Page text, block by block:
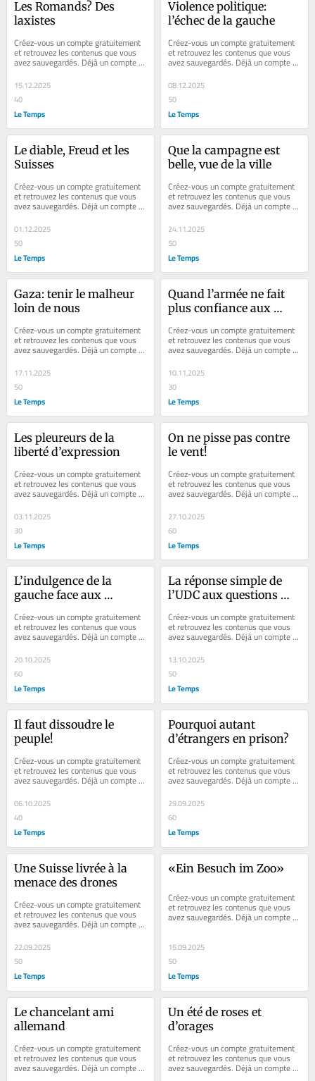
Les Romands? Des
laxistes
Créez-vous un compte gratuitement
et retrouvez les contenus que vous
avez sauvegardés. Déjà un compte ?
Se connecter Faites plaisir à vos...
15.12.2025
40
Le Temps
Violence politique:
l’échec de la gauche
Créez-vous un compte gratuitement
et retrouvez les contenus que vous
avez sauvegardés. Déjà un compte ?
Se connecter Faites plaisir à vos...
08.12.2025
50
Le Temps
Le diable, Freud et les
Suisses
Créez-vous un compte gratuitement
et retrouvez les contenus que vous
avez sauvegardés. Déjà un compte ?
Se connecter Faites plaisir à vos...
01.12.2025
50
Le Temps
Que la campagne est
belle, vue de la ville
Créez-vous un compte gratuitement
et retrouvez les contenus que vous
avez sauvegardés. Déjà un compte ?
Se connecter Faites plaisir à vos...
24.11.2025
50
Le Temps
Gaza: tenir le malheur
loin de nous
Créez-vous un compte gratuitement
et retrouvez les contenus que vous
avez sauvegardés. Déjà un compte ?
Se connecter Faites plaisir à vos...
17.11.2025
50
Le Temps
Quand l’armée ne fait
plus confiance aux
Créez-vous un compte gratuitement
et retrouvez les contenus que vous
avez sauvegardés. Déjà un compte ?
Se connecter Faites plaisir à vos...
10.11.2025
30
Le Temps
Les pleureurs de la
liberté d’expression
Créez-vous un compte gratuitement
et retrouvez les contenus que vous
avez sauvegardés. Déjà un compte ?
Se connecter Faites plaisir à vos...
03.11.2025
30
Le Temps
On ne pisse pas contre
le vent!
Créez-vous un compte gratuitement
et retrouvez les contenus que vous
avez sauvegardés. Déjà un compte ?
Se connecter Faites plaisir à vos...
27.10.2025
60
Le Temps
L’indulgence de la
gauche face aux
Créez-vous un compte gratuitement
et retrouvez les contenus que vous
avez sauvegardés. Déjà un compte ?
Se connecter Faites plaisir à vos...
20.10.2025
60
Le Temps
La réponse simple de
l’UDC aux questions
Créez-vous un compte gratuitement
et retrouvez les contenus que vous
avez sauvegardés. Déjà un compte ?
Se connecter Faites plaisir à vos...
13.10.2025
50
Le Temps
Il faut dissoudre le
peuple!
Créez-vous un compte gratuitement
et retrouvez les contenus que vous
avez sauvegardés. Déjà un compte ?
Se connecter Faites plaisir à vos...
06.10.2025
40
Le Temps
Pourquoi autant
d’étrangers en prison?
Créez-vous un compte gratuitement
et retrouvez les contenus que vous
avez sauvegardés. Déjà un compte ?
Se connecter Faites plaisir à vos...
29.09.2025
60
Le Temps
Une Suisse livrée à la
menace des drones
Créez-vous un compte gratuitement
et retrouvez les contenus que vous
avez sauvegardés. Déjà un compte ?
Se connecter Faites plaisir à vos...
22.09.2025
50
Le Temps
«Ein Besuch im Zoo»
Créez-vous un compte gratuitement
et retrouvez les contenus que vous
avez sauvegardés. Déjà un compte ?
Se connecter Faites plaisir à vos...
15.09.2025
50
Le Temps
Le chancelant ami
allemand
Créez-vous un compte gratuitement
et retrouvez les contenus que vous
avez sauvegardés. Déjà un compte ?
Un été de roses et
d’orages
Créez-vous un compte gratuitement
et retrouvez les contenus que vous
avez sauvegardés. Déjà un compte ?